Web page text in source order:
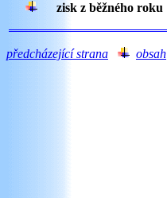
zisk z běžného roku
předcházející strana obsah